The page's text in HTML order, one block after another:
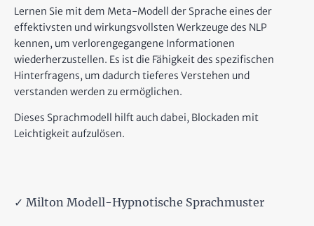
Lernen Sie mit dem Meta-Modell der Sprache eines der
effektivsten und wirkungsvollsten Werkzeuge des NLP
kennen, um verlorengegangene Informationen
wiederherzustellen. Es ist die Fähigkeit des spezifischen
Hinterfragens, um dadurch tieferes Verstehen und
verstanden werden zu ermöglichen.
Dieses Sprachmodell hilft auch dabei, Blockaden mit
Leichtigkeit aufzulösen.
✓ Milton Modell-Hypnotische Sprachmuster